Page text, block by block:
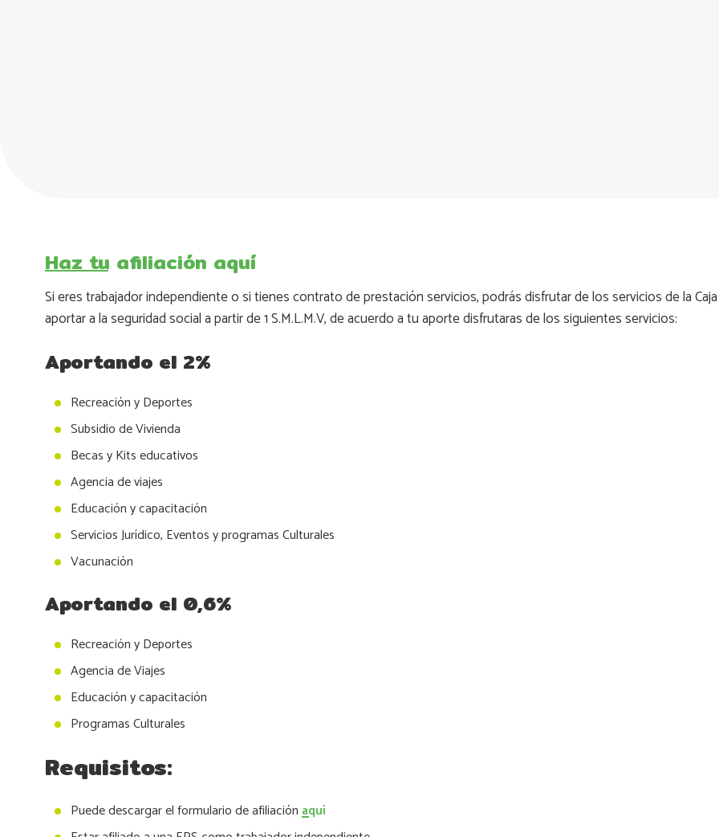
Haz tu afiliación aquí
Si eres trabajador independiente o si tienes contrato de prestación servicios, podrás disfrutar de los servicios de la
aportar a la seguridad social a partir de 1 S.M.L.M.V, de acuerdo a tu aporte disfrutaras de los siguientes servicios:
Aportando el 2%
Recreación y Deportes
Subsidio de Vivienda
Becas y Kits educativos
Agencia de viajes
Educación y capacitación
Servicios Jurídico, Eventos y programas Culturales
Vacunación
Aportando el 0,6%
Recreación y Deportes
Agencia de Viajes
Educación y capacitación
Programas Culturales
Requisitos:
Puede descargar el formulario de afiliaciónaquí